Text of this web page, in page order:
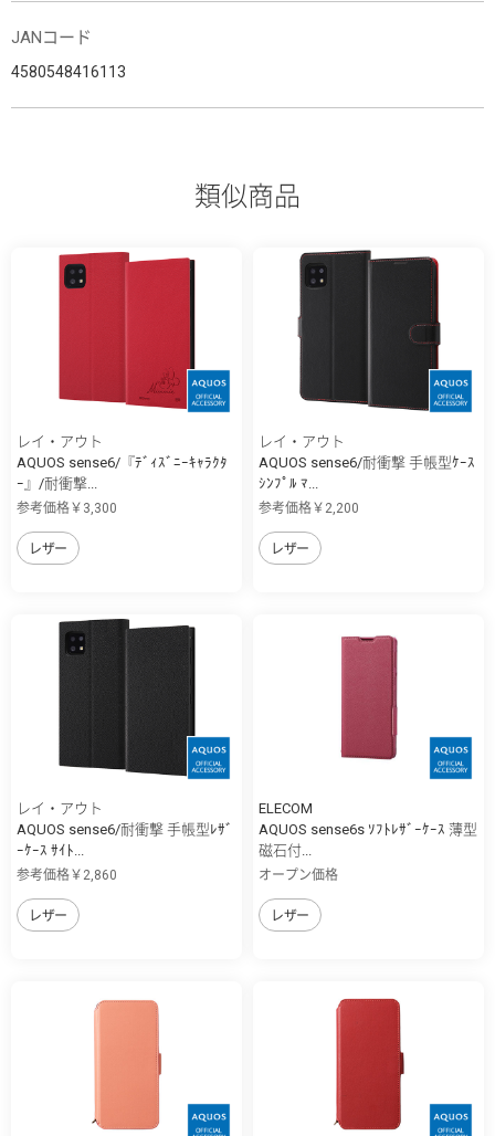
JANコード
4580548416113
類似商品
レイ・アウト
AQUOS sense6/『ﾃﾞｨｽﾞﾆｰｷｬﾗｸﾀ
ｰ』/耐衝撃...
参考価格￥3,300
レザー
レイ・アウト
AQUOS sense6/耐衝撃 手帳型ｹｰｽ
ｼﾝﾌﾟﾙ ﾏ...
参考価格￥2,200
レザー
レイ・アウト
AQUOS sense6/耐衝撃 手帳型ﾚｻﾞ
ｰｹｰｽ ｻｲﾄ...
参考価格￥2,860
レザー
ELECOM
AQUOS sense6s ｿﾌﾄﾚｻﾞｰｹｰｽ 薄型
磁石付...
オープン価格
レザー